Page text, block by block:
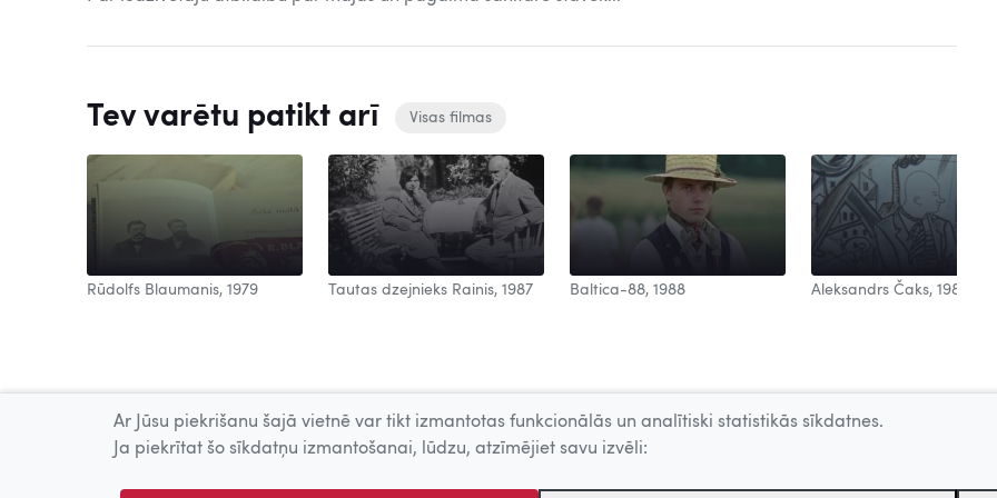
Tev varētu patikt arī Visas filmas
Rūdolfs Blaumanis, 1979 Tautas dzejnieks Rainis, 1987 Baltica-88, 1988 Aleksandrs Čaks, 1988
Ar Jūsu piekrišanu šajā vietnē var tikt izmantotas funkcionālās un analītiski statistikās sīkdatnes.
Ja piekrītat šo sīkdatņu izmantošanai, lūdzu, atzīmējiet savu izvēli: